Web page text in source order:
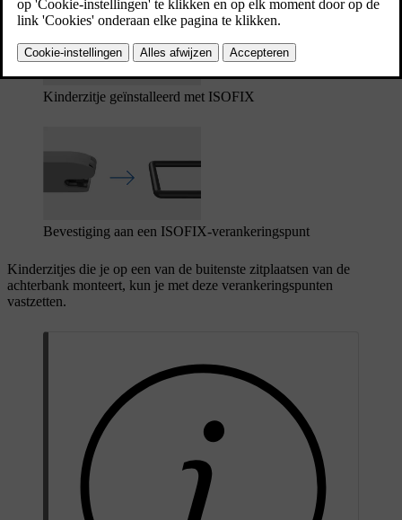
Kinderzitje geïnstalleerd met ISOFIX
Bevestiging aan een ISOFIX-verankeringspunt
Kinderzitjes die je op een van de buitenste zitplaatsen van de
achterbank monteert, kun je met deze verankeringspunten
vastzetten.